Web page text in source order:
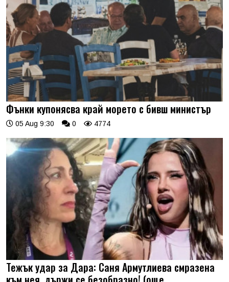
Фънки купонясва край морето с бивш министър
05 Aug 9:30 0 4774
Тежък удар за Дара: Саня Армутлиева смразена